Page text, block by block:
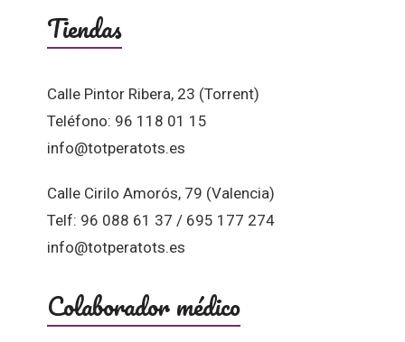
Tiendas
Calle Pintor Ribera, 23 (Torrent)
Teléfono: 96 118 01 15
info@totperatots.es
Calle Cirilo Amorós, 79 (Valencia)
Telf: 96 088 61 37 / 695 177 274
info@totperatots.es
Colaborador médico